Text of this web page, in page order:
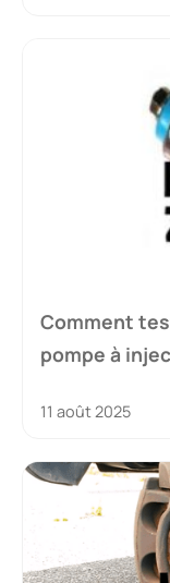
Comment
pompe à
11 août 2025